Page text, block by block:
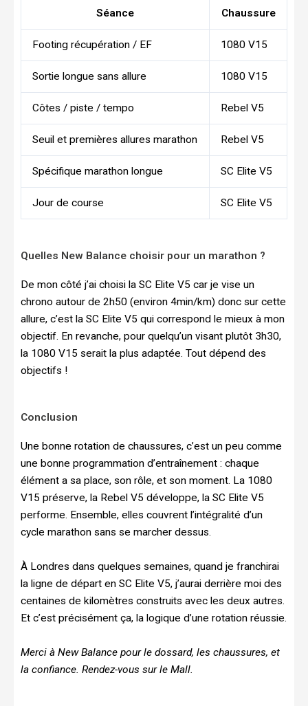
Séance Chaussure
Footing récupération / EF 1080 V15
Sortie longue sans allure 1080 V15
Côtes / piste / tempo Rebel V5
Seuil et premières allures marathon Rebel V5
Spécifique marathon longue SC Elite V5
Jour de course SC Elite V5
Quelles New Balance choisir pour un marathon ?
De mon côté j’ai choisi la SC Elite V5 car je vise un
chrono autour de 2h50 (environ 4min/km) donc sur cette
allure, c’est la SC Elite V5 qui correspond le mieux à mon
objectif. En revanche, pour quelqu’un visant plutôt 3h30,
la 1080 V15 serait la plus adaptée. Tout dépend des
objectifs !
Conclusion
Une bonne rotation de chaussures, c’est un peu comme
une bonne programmation d’entraînement : chaque
élément a sa place, son rôle, et son moment. La 1080
V15 préserve, la Rebel V5 développe, la SC Elite V5
performe. Ensemble, elles couvrent l’intégralité d’un
cycle marathon sans se marcher dessus.
À Londres dans quelques semaines, quand je franchirai
la ligne de départ en SC Elite V5, j’aurai derrière moi des
centaines de kilomètres construits avec les deux autres.
Et c’est précisément ça, la logique d’une rotation réussie.
Merci à New Balance pour le dossard, les chaussures, et
la confiance. Rendez-vous sur le Mall.